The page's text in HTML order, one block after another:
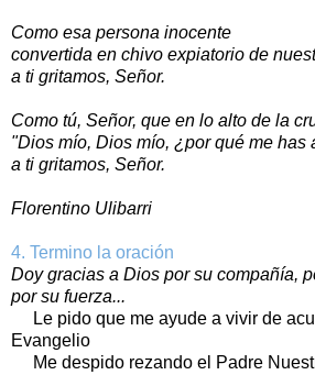
Como esa persona inocente
convertida en chivo expiatorio de
a ti gritamos, Señor.
Como tú, Señor, que en lo alto de la
"Dios mío, Dios mío, ¿por qué me has
a ti gritamos, Señor.
Florentino Ulibarri
4. Termino la oración
Doy gracias a Dios por su compañía,
por su fuerza...
Le pido que me ayude a vivir de
Evangelio
Me despido rezando el Padre